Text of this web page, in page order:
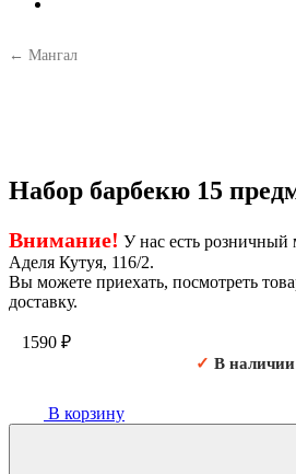
← Мангал
Набор барбекю 15
Внимание! У нас есть розничный
Аделя Кутуя, 116/2.
Вы можете приехать, посмотреть
доставку.
1590 ₽
✓ В наличии
В корзину